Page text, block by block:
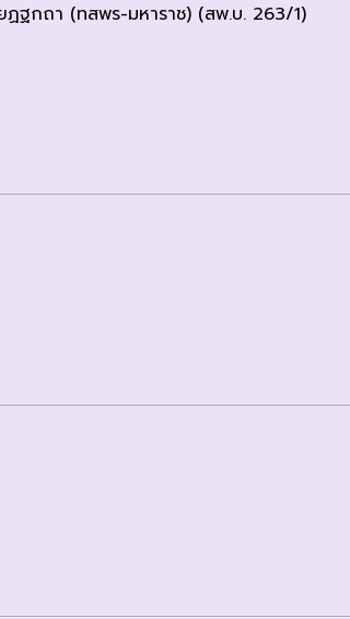
ฐกถา (ทสพร-มหาราช) (สพ.บ. 263/1)